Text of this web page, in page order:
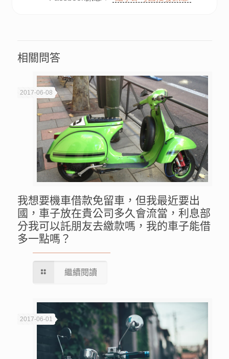
相關問答
2017-06-08
我想要機車借款免留車，但我最近要出
國，車子放在貴公司多久會流當，利息部
分我可以託朋友去繳款嗎，我的車子能借
多一點嗎？
繼續閱讀
2017-06-01